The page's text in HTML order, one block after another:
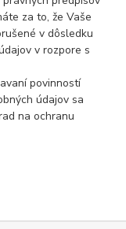
za to, že Vaše
v dôsledku
v rozpore s
povinností
údajov sa
na ochranu